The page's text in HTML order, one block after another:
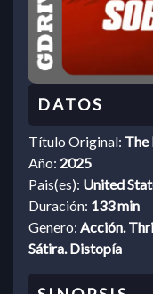
Título Original: The
Año: 2025
Pais(es): United
Duración: 133 min
Genero: Acción.
Sátira. Distopía